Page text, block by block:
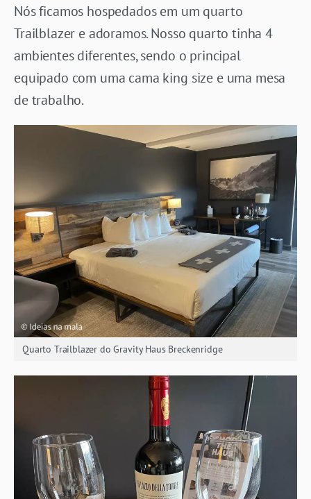
Nós ficamos hospedados em um quarto
Trailblazer e adoramos. Nosso quarto tinha 4
ambientes diferentes, sendo o principal
equipado com uma cama king size e uma mesa
de trabalho.
Quarto Trailblazer do Gravity Haus Breckenridge